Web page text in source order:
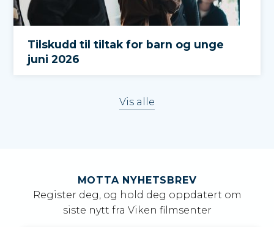
Tilskudd til tiltak for barn og unge
juni 2026
Vis alle
MOTTA NYHETSBREV
Register deg, og hold deg oppdatert om
siste nytt fra Viken filmsenter